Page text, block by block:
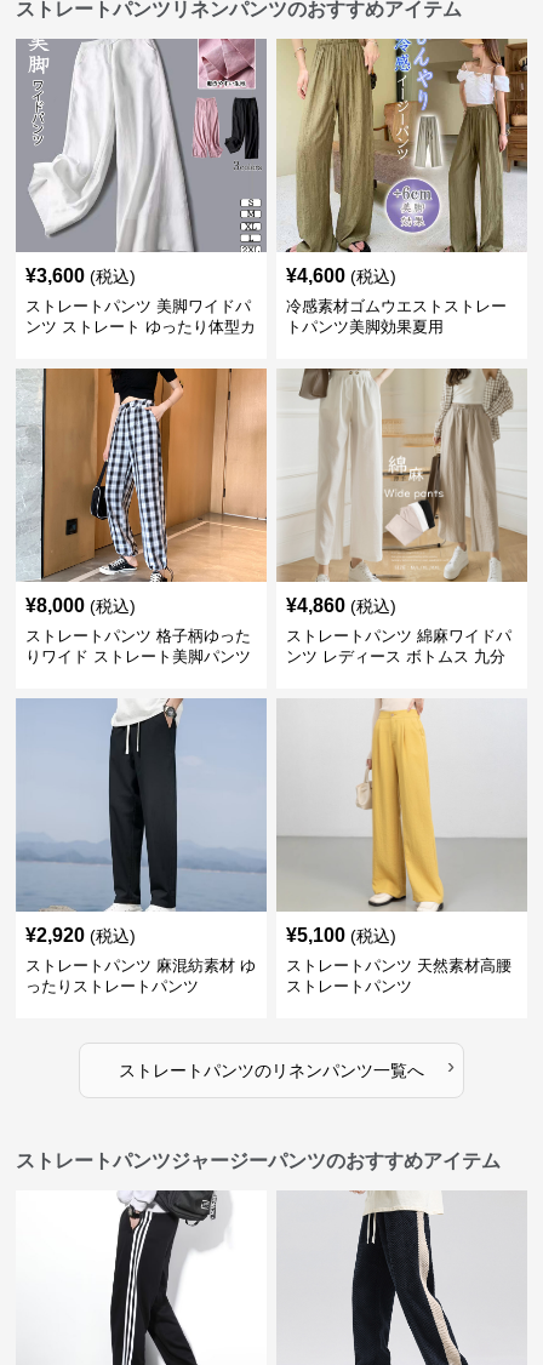
ストレートパンツリネンパンツのおすすめアイテム
¥3,600 (税込)
ストレートパンツ 美脚ワイドパ
ンツ ストレート ゆったり体型カ
¥4,600 (税込)
冷感素材ゴムウエストストレー
トパンツ美脚効果夏用
¥8,000 (税込)
ストレートパンツ 格子柄ゆった
りワイド ストレート美脚パンツ
¥4,860 (税込)
ストレートパンツ 綿麻ワイドパ
ンツ レディース ボトムス 九分
¥2,920 (税込)
ストレートパンツ 麻混紡素材 ゆ
ったりストレートパンツ
¥5,100 (税込)
ストレートパンツ 天然素材高腰
ストレートパンツ
ストレートパンツのリネンパンツ一覧へ ›
ストレートパンツジャージーパンツのおすすめアイテム